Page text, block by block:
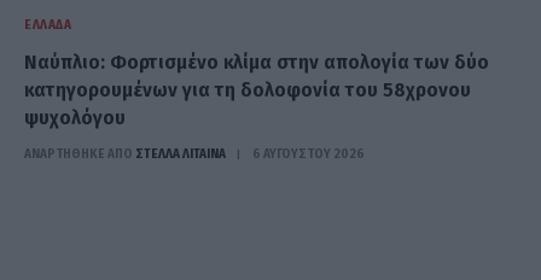
ΕΛΛΆΔΑ
Ναύπλιο: Φορτισμένο κλίμα στην απολογία των δύο
κατηγορουμένων για τη δολοφονία του 58χρονου
ψυχολόγου
ΑΝΑΡΤΗΘΗΚΕ ΑΠΟ ΣΤΈΛΛΑ ΛΊΤΑΙΝΑ 6 ΑΥΓΟΎΣΤΟΥ 2026